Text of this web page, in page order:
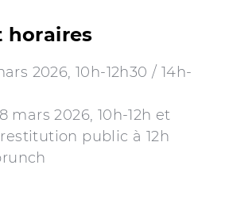
horaires
2026, 10h-12h30 / 14h-
mars 2026, 10h-12h et
public à 12h